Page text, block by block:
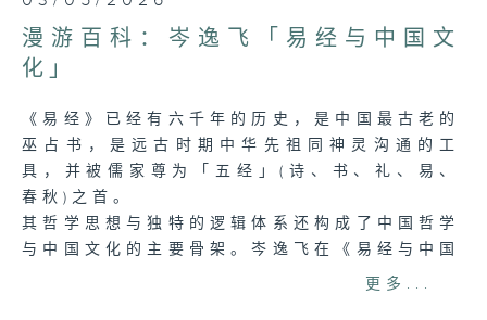
seconds
of
0
seconds
漫游百科：岑逸飞「易经与中国文
化」
《易经》已经有六千年的历史，是中国最古老的
巫占书，是远古时期中华先祖同神灵沟通的工
具，并被儒家尊为「五经」(诗、书、礼、易、
春秋)之首。
其哲学思想与独特的逻辑体系还构成了中国哲学
与中国文化的主要骨架。岑逸飞在《易经与中国
文化》讲座中，跟大家一起从神话开始看「易
更多...